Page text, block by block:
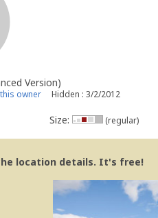
Version)
owner Hidden : 3/2/2012
Size: (regular)
location details. It's free!